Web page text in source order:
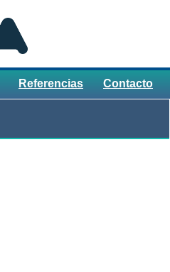
Contacto
Referencias